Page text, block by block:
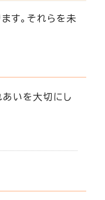
ます。それらを未
あいを大切にし